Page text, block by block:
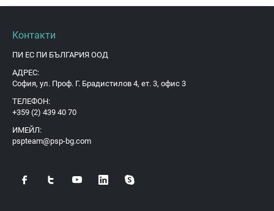
Контакти
ПИ ЕС ПИ БЪЛГАРИЯ ООД
АДРЕС:
София, ул. Проф. Г. Брадистилов 4, ет. 3, офис 3
ТЕЛЕФОН:
+359 (2) 439 40 70
ИМЕЙЛ:
pspteam@psp-bg.com